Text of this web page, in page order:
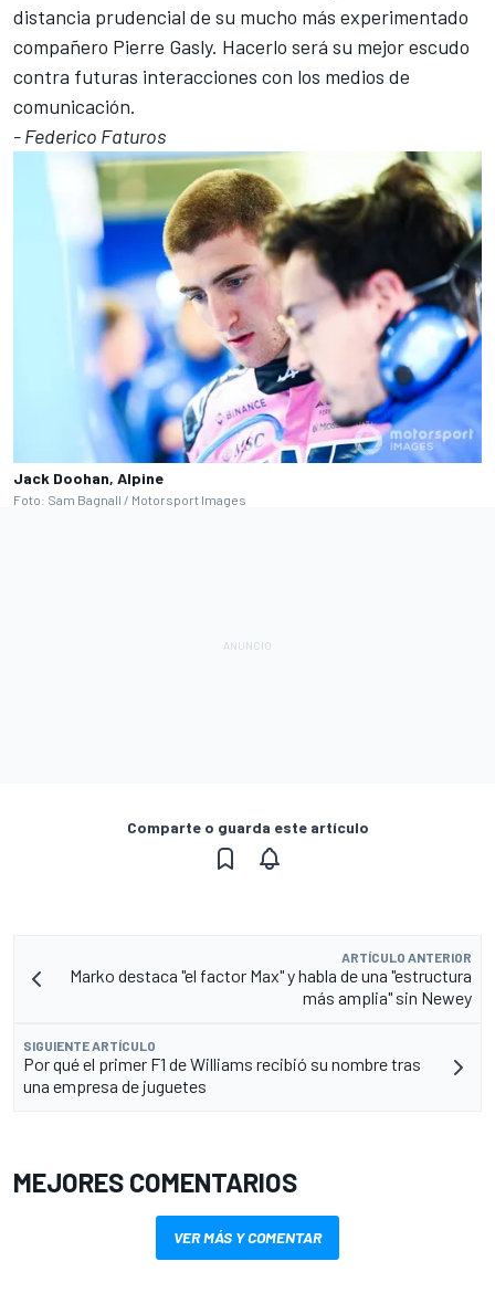
distancia prudencial de su mucho más experimentado
compañero Pierre Gasly. Hacerlo será su mejor escudo
contra futuras interacciones con los medios de
comunicación.
- Federico Faturos
Jack Doohan, Alpine
Foto: Sam Bagnall / Motorsport Images
Comparte o guarda este artículo
ARTÍCULO ANTERIOR
Marko destaca "el factor Max" y habla de una "estructura
más amplia" sin Newey
SIGUIENTE ARTÍCULO
Por qué el primer F1 de Williams recibió su nombre tras
una empresa de juguetes
MEJORES COMENTARIOS
VER MÁS Y COMENTAR